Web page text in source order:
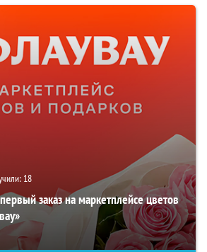
18
заказ на маркетплейсе цветов